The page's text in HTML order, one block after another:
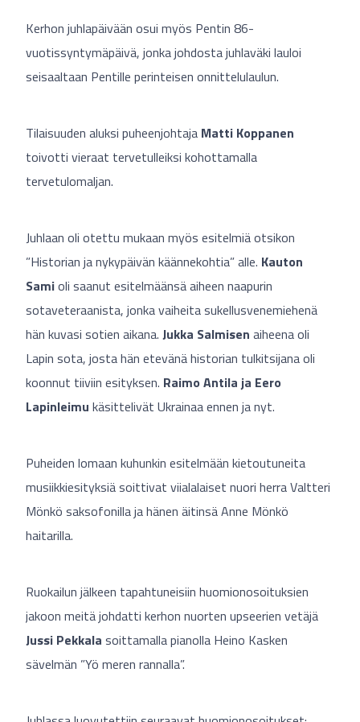
Kerhon juhlapäivään osui myös Pentin 86-
vuotissyntymäpäivä, jonka johdosta juhlaväki lauloi
seisaaltaan Pentille perinteisen onnittelulaulun.
Tilaisuuden aluksi puheenjohtaja Matti Koppanen
toivotti vieraat tervetulleiksi kohottamalla
tervetulomaljan.
Juhlaan oli otettu mukaan myös esitelmiä otsikon
”Historian ja nykypäivän käännekohtia” alle. Kauton
Samioli saanut esitelmäänsä aiheen naapurin
sotaveteraanista, jonka vaiheita sukellusvenemiehenä
hän kuvasi sotien aikana.Jukka Salmisen aiheena oli
Lapin sota, josta hän etevänä historian tulkitsijana oli
koonnut tiiviin esityksen. Raimo Antila ja Eero
Lapinleimu käsittelivät Ukrainaa ennen ja nyt.
Puheiden lomaan kuhunkin esitelmään kietoutuneita
musiikkiesityksiä soittivat viialalaiset nuori herra Valtteri
Mönkö saksofonilla ja hänen äitinsä Anne Mönkö
haitarilla.
Ruokailun jälkeen tapahtuneisiin huomionosoituksien
jakoon meitä johdatti kerhon nuorten upseerien vetäjä
Jussi Pekkala soittamalla pianolla Heino Kasken
sävelmän ”Yö meren rannalla”.